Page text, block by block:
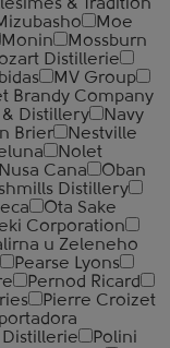
& Tradition
Moe
Monin
Mossburn
Distillerie
MV Group
Brandy Company
& Distillery
Navy
Brier
Nestville
Nolet
Nusa Cana
Oban
Distillery
Ota Sake
Corporation
u Zeleneho
Pearse Lyons
Pernod Ricard
Pierre Croizet
Distillerie
Polini